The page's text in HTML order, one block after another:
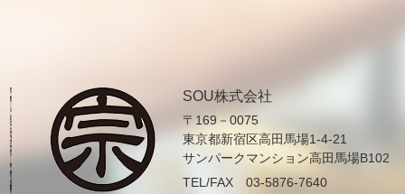
SOU株式会社
〒169－0075
東京都新宿区高田馬場1-4-21
サンパークマンション高田馬場B102
TEL/FAX 03-5876-7640